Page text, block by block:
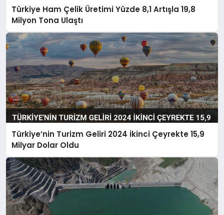
Türkiye Ham Çelik Üretimi Yüzde 8,1 Artışla 19,8
Milyon Tona Ulaştı
Türkiye’nin Turizm Geliri 2024 İkinci Çeyrekte 15,9
Milyar Dolar Oldu